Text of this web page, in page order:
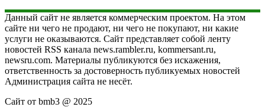
Данный сайт не является коммерческим проектом. На этом
сайте ни чего не продают, ни чего не покупают, ни какие
услуги не оказываются. Сайт представляет собой ленту
новостей RSS канала news.rambler.ru, kommersant.ru,
newsru.com. Материалы публикуются без искажения,
ответственность за достоверность публикуемых новостей
Администрация сайта не несёт.
Сайт от bmb3 @ 2025